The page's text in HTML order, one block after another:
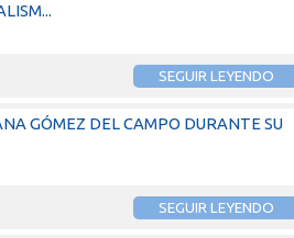
SEGUIR LEYENDO
GÓMEZ DEL CAMPO DURANTE SU
SEGUIR LEYENDO